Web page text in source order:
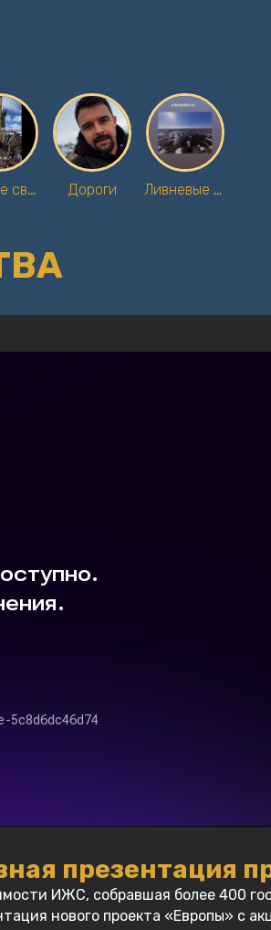
Первые сваи Дороги Ливневые стоки
презентация
ИЖС, собравшая более 400
нового проекта «Европы» с